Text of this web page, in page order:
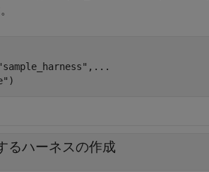
, ...
)
るハーネスの作成